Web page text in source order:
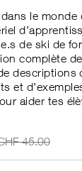
le monde
de ski de
complète
descriptions
et
aider tes
45.00